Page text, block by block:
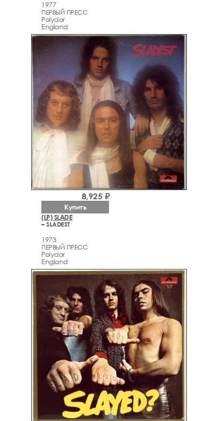
1977
ПЕРВЫЙ ПРЕСС
Polydor
England
(LP) SLADE
– SLADEST
1973
ПЕРВЫЙ ПРЕСС
Polydor
England
8,925 ₽
Купить